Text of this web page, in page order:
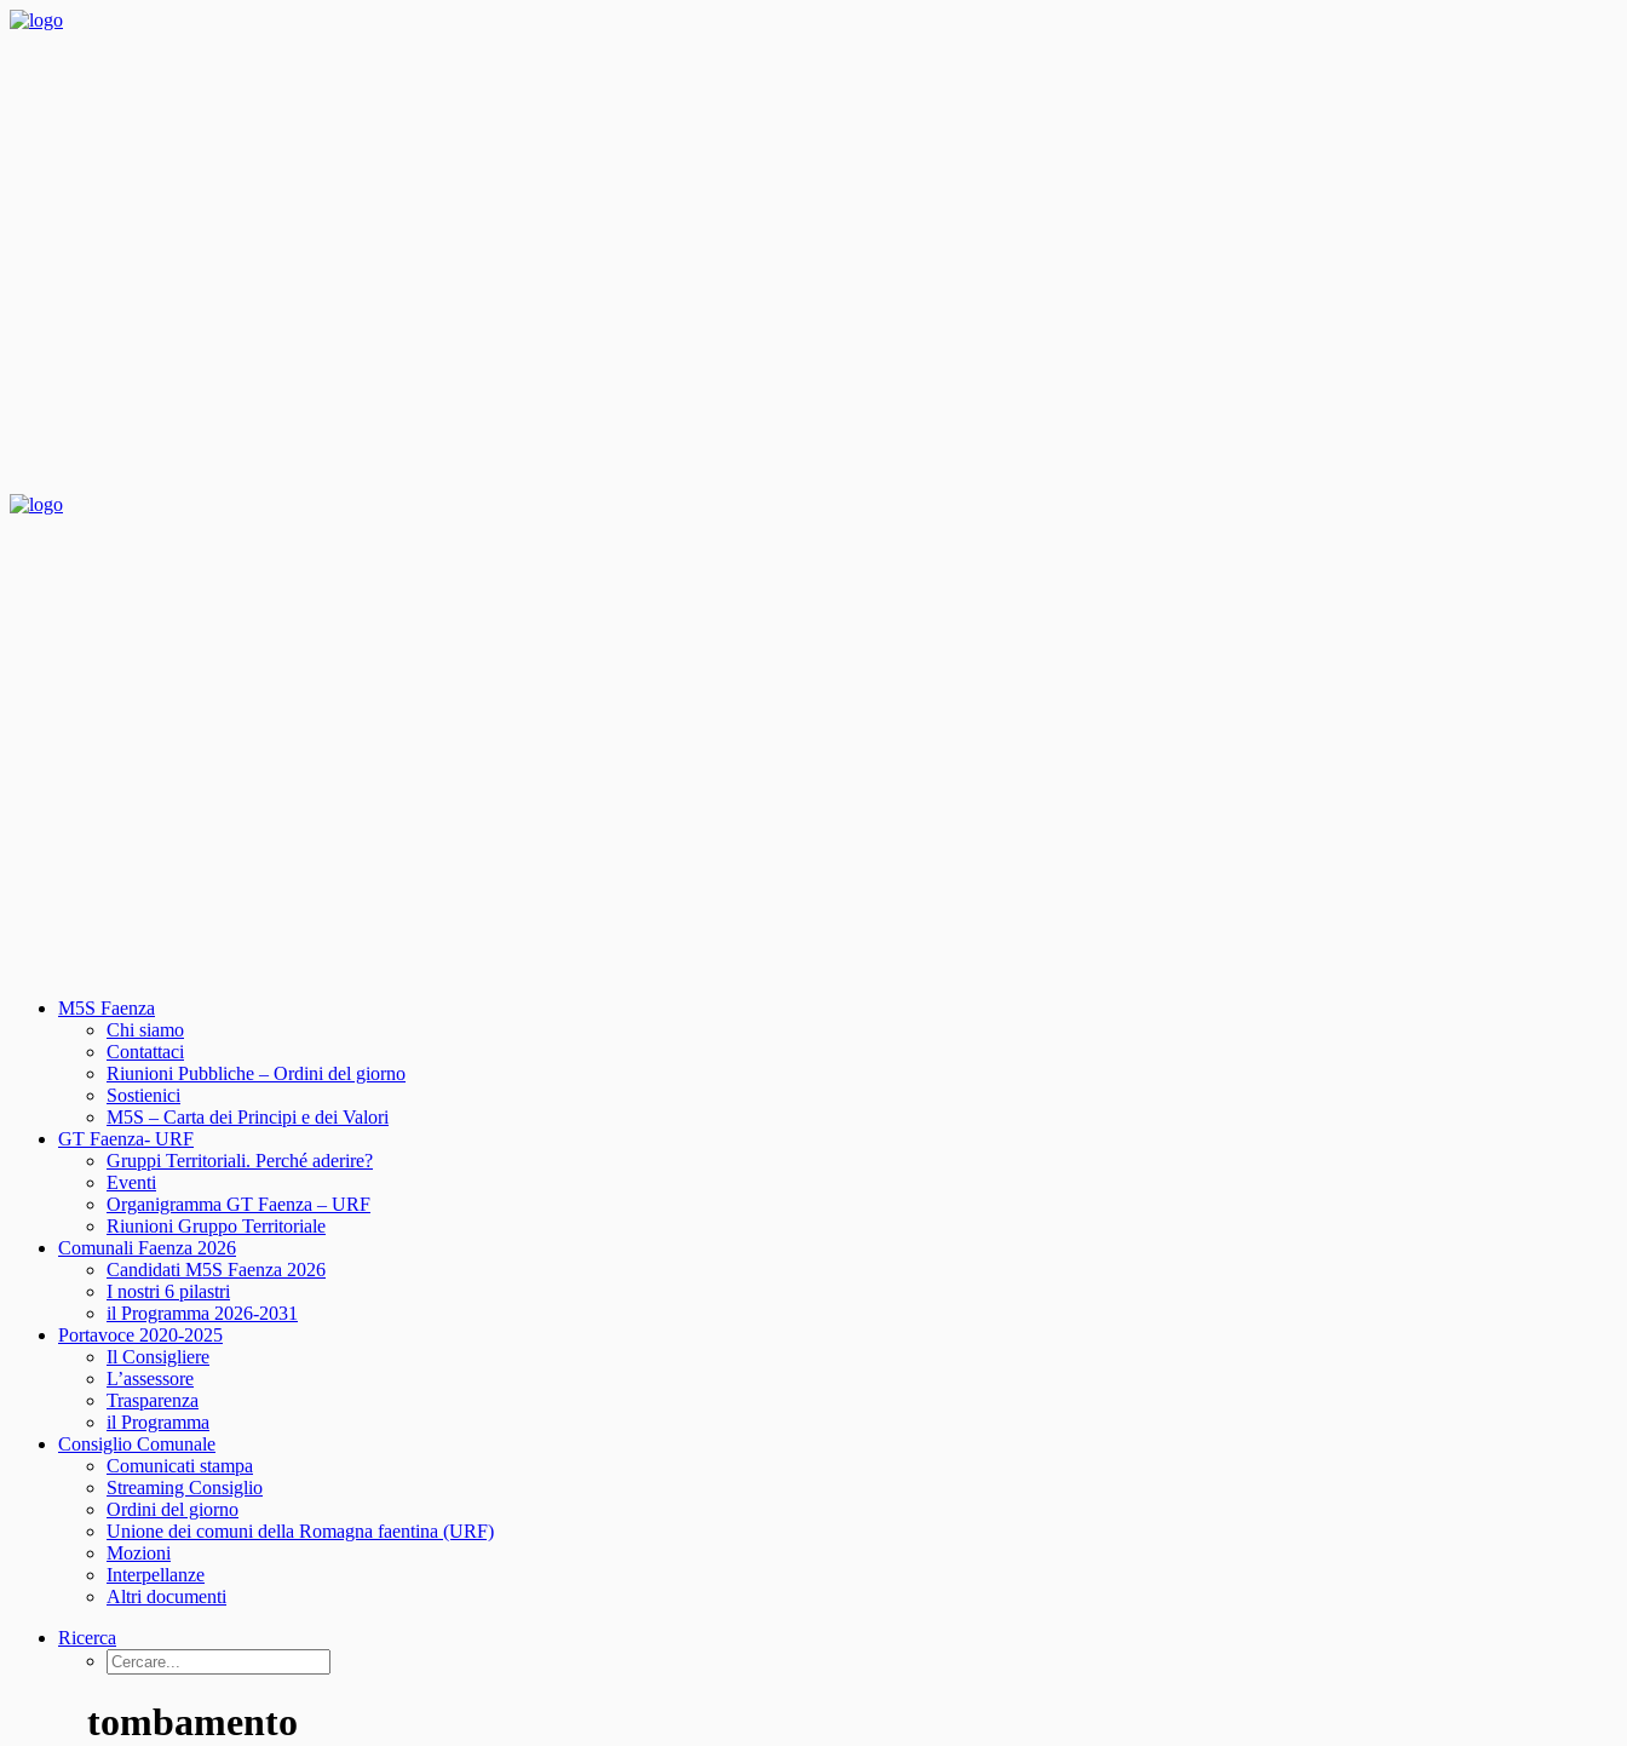
M5S Faenza
Chi siamo
Contattaci
Riunioni Pubbliche – Ordini del giorno
Sostienici
M5S – Carta dei Principi e dei Valori
GT Faenza- URF
Gruppi Territoriali. Perché aderire?
Eventi
Organigramma GT Faenza – URF
Riunioni Gruppo Territoriale
Comunali Faenza 2026
Candidati M5S Faenza 2026
I nostri 6 pilastri
il Programma 2026-2031
Portavoce 2020-2025
Il Consigliere
L’assessore
Trasparenza
il Programma
Consiglio Comunale
Comunicati stampa
Streaming Consiglio
Ordini del giorno
Unione dei comuni della Romagna faentina (URF)
Mozioni
Interpellanze
Altri documenti
Ricerca
tombamento